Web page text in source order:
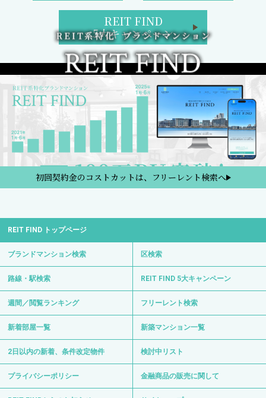
REIT FIND
5大キャンペーン
初回契約金のコストカットは、フリーレント検索へ
REIT FIND トップページ
ブランドマンション検索 区検索
路線・駅検索 REIT FIND 5大キャンペーン
週間／閲覧ランキング フリーレント検索
新着部屋一覧 新築マンション一覧
2日以内の新着、条件改定物件 検討中リスト
プライバシーポリシー 金融商品の販売に関して